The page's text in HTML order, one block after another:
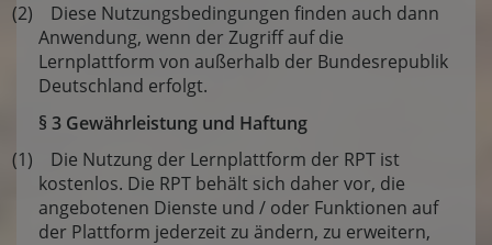
(2) Diese Nutzungsbedingungen finden auch dann
Anwendung, wenn der Zugriff auf die
Lernplattform von außerhalb der Bundesrepublik
Deutschland erfolgt.
§ 3 Gewährleistung und Haftung
(1) Die Nutzung der Lernplattform der RPT ist
kostenlos. Die RPT behält sich daher vor, die
angebotenen Dienste und / oder Funktionen auf
der Plattform jederzeit zu ändern, zu erweitern,